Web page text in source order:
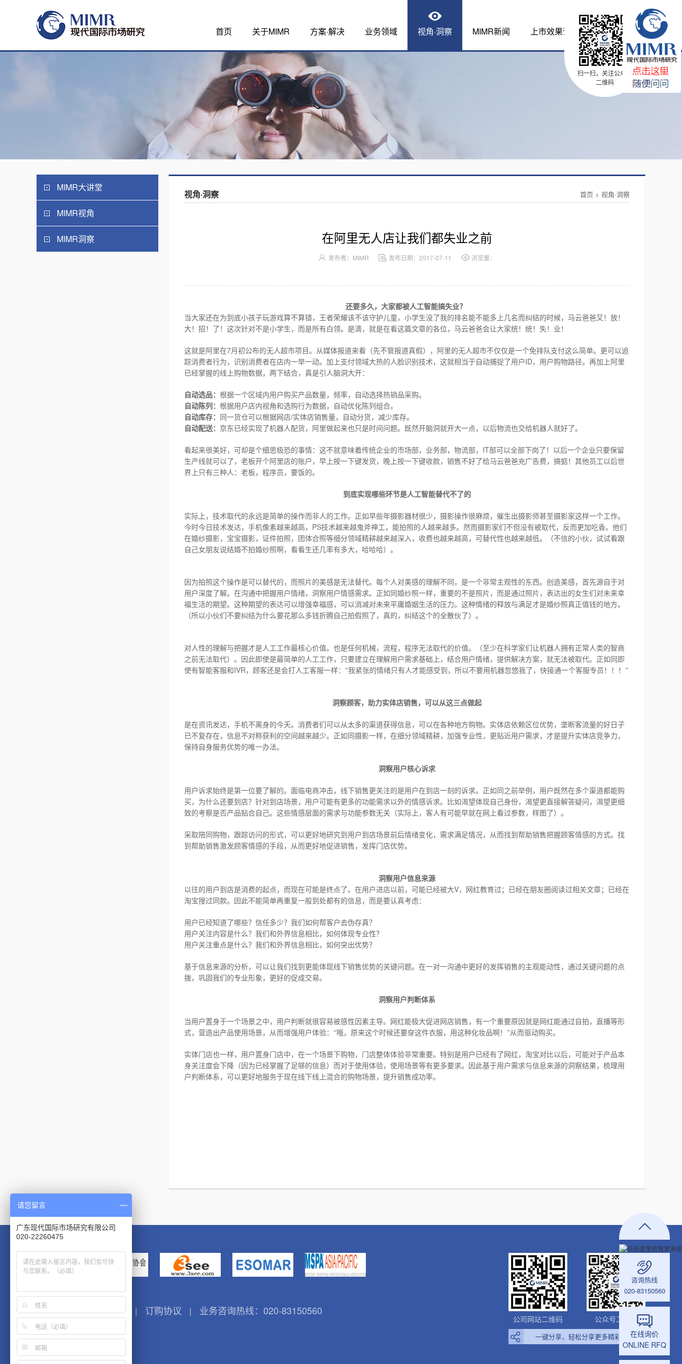
首页 关于MIMR 方案·解决 业务领域 视角·洞察 MIMR新闻 上市效果评估体系
扫一扫，关注公众号
二维码
MIMR大讲堂
MIMR视角
MIMR洞察
视角·洞察 首页 > 视角·洞察
在阿里无人店让我们都失业之前
发布者：MIMR 发布日期：2017-07-11 浏览量：
还要多久，大家都被人工智能搞失业？
当大家还在为到底小孩子玩游戏算不算错，王者荣耀该不该守护儿童，小学生没了我的排名能不能多上几名而纠结的时候，马云爸爸又！放！
大！招！了！这次针对不是小学生，而是所有白领。是滴，就是在看这篇文章的各位，马云爸爸会让大家统！统！失！业！
这就是阿里在7月初公布的无人超市项目。从媒体报道来看（先不管报道真假），阿里的无人超市不仅仅是一个免排队支付这么简单。更可以追
踪消费者行为，识别消费者在店内一举一动。加上支付领域大热的人脸识别技术，这就相当于自动捕捉了用户 ID，用户购物路径。再加上阿里
已经掌握的线上购物数据，两下结合，真是引人脑洞大开：
自动选品： 根据一个区域内用户购买产品数量，频率，自动选择热销品采购。
自动陈列： 根据用户店内视角和选购行为数据，自动优化陈列组合。
自动库存：
同一货仓可以根据网店/实体店销售量，自动分货，减少库存。
自动配送： 京东已经实现了机器人配货，阿里做起来也只是时间问题。既然开脑洞就开大一点，以后物流也交给机器人就好了。
看起来很美好，可却是个细思极恐的事情：这不就意味着传统企业的市场部，业务部，物流部， IT部可以全部下岗了！以后一个企业只要保留
生产线就可以了，老板开个阿里店的账户，早上按一下键发货，晚上按一下键收款，销售不好了给马云爸爸充广告费，搞掂！其他员工以后世
界上只有三种人：老板，程序员，要饭的。
到底实现哪些环节是人工智能替代不了的
实际上，技术取代的永远是简单的操作而非人的工作。正如早些年摄影器材很少，摄影操作很麻烦，催生出摄影师甚至摄影家这样一个工作。
今时今日技术发达，手机像素越来越高， PS技术越来越鬼斧神工，能拍照的人越来越多。然而摄影家们不但没有被取代，反而更加吃香。他们
在婚纱摄影，宝宝摄影，证件拍照，团体合照等细分领域精耕越来越深入，收费也越来越高，可替代性也越来越低。（不信的小伙，试试看跟
自己女朋友说结婚不拍婚纱照啊，看看生还几率有多大，哈哈哈）。
因为拍照这个操作是可以替代的，而照片的美感是无法替代。每个人对美感的理解不同，是一个非常主观性的东西。创造美感，首先源自于对
用户深度了解。在沟通中把握用户情绪，洞察用户情感需求。正如同婚纱照一样，重要的不是照片，而是通过照片，表达出的女生们对未来幸
福生活的期望。这种期望的表达可以增强幸福感，可以消减对未来平庸婚姻生活的压力。这种情绪的释放与满足才是婚纱照真正值钱的地方。
（所以小伙们不要纠结为什么要花那么多钱折腾自己拍假照了，真的，纠结这个的全散伙了）。
对人性的理解与把握才是人工工作最核心价值。也是任何机械，流程，程序无法取代的价值。（至少在科学家们让机器人拥有正常人类的智商
之前无法取代）。因此即使是最简单的人工工作，只要建立在理解用户需求基础上，结合用户情绪，提供解决方案，就无法被取代。正如同即
使有智能客服和 IVR，顾客还是会打人工客服一样：“我紧张的情绪只有人才能感受到，所以不要用机器忽悠我了，快接通一个客服专员！！！”
洞察顾客，助力实体店销售，可以从这三点做起
是在资讯发达，手机不离身的今天。消费者们可以从太多的渠道获得信息，可以在各种地方购物。实体店依赖区位优势，垄断客流量的好日子
已不复存在，信息不对称获利的空间越来越少。正如同摄影一样，在细分领域精耕，加强专业性，更贴近用户需求，才是提升实体店竞争力，
保持自身服务优势的唯一办法。
洞察用户核心诉求
用户诉求始终是第一位要了解的。面临电商冲击，线下销售更关注的是用户在到店一刻的诉求。正如同之前举例，用户既然在多个渠道都能购
买，为什么还要到店？针对到店场景，用户可能有更多的功能需求以外的情感诉求。比如渴望体现自己身份，渴望更直接解答疑问，渴望更细
致的考察是否产品贴合自己。这些情感层面的需求与功能参数无关（实际上，客人有可能早就在网上看过参数，样图了）。
采取陪同购物，跟踪访问的形式，可以更好地研究到用户到店场景前后情绪变化，需求满足情况，从而找到帮助销售把握顾客情感的方式。找
到帮助销售激发顾客情感的手段，从而更好地促进销售，发挥门店优势。
洞察用户信息来源
以往的用户到店是消费的起点，而现在可能是终点了。在用户进店以前，可能已经被大V，网红教育过；已经在朋友圈阅读过相关文章；已经在
淘宝搜过同款。因此不能简单再重复一般到处都有的信息，而是要认真考虑：
用户已经知道了哪些？信任多少？我们如何帮客户去伪存真？
用户关注内容是什么？我们和外界信息相比，如何体现专业性？
用户关注重点是什么？我们和外界信息相比，如何突出优势？
基于信息来源的分析，可以让我们找到更能体现线下销售优势的关键问题。在一对一沟通中更好的发挥销售的主观能动性，通过关键问题的点
拨，巩固我们的专业形象，更好的促成交易。
洞察用户判断体系
当用户置身于一个场景之中，用户判断就很容易被感性因素主导。网红能极大促进网店销售，有一个重要原因就是网红能通过自拍，直播等形
式，营造出产品使用场景，从而增强用户体验：“哦，原来这个时候还要穿这件衣服，用这种化妆品啊！”从而驱动购买。
实体门店也一样，用户置身门店中，在一个场景下购物，门店整体体验非常重要。特别是用户已经有了网红，淘宝对比以后，可能对于产品本
身关注度会下降（因为已经掌握了足够的信息）而对于使用体验，使用场景等有更多要求。因此基于用户需求与信息来源的洞察结果，梳理用
户判断体系，可以更好地服务于现在线下线上混合的购物场景，提升销售成功率。
公司网站二维码 公众号二维码
一键分享，轻松分享更多精彩内容
友情链接：
邮箱登录 | 联系方式 | 订购协议 | 业务咨询热线：020-83150560
咨询热线
020-83150560
在线询价
ONLINE RFQ
请您留言
广东现代国际市场研究有限公司
020-22260475